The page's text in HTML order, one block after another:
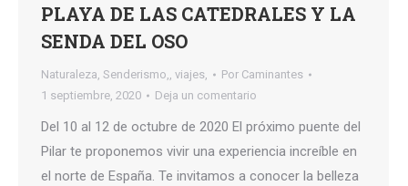
PLAYA DE LAS CATEDRALES Y LA
SENDA DEL OSO
Naturaleza, Senderismo,, viajes, Por Caminantes
1 septiembre, 2020
Deja un comentario
Del 10 al 12 de octubre de 2020 El próximo puente del
Pilar te proponemos vivir una experiencia increíble en
el norte de España. Te invitamos a conocer la belleza